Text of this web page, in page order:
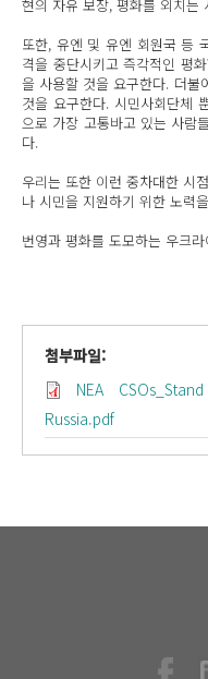
현의 자유 보장, 평화를 외치는
또한, 유엔 및 유엔 회원국 등
격을 중단시키고 즉각적인 평
을 사용할 것을 요구한다. 더불
것을 요구한다. 시민사회단체
으로 가장 고통바고 있는 사람
다.
우리는 또한 이런 중차대한 시
나 시민을 지원하기 위한 노력
번영과 평화를 도모하는 우크
첨부파일:
NEA
Russia.pdf